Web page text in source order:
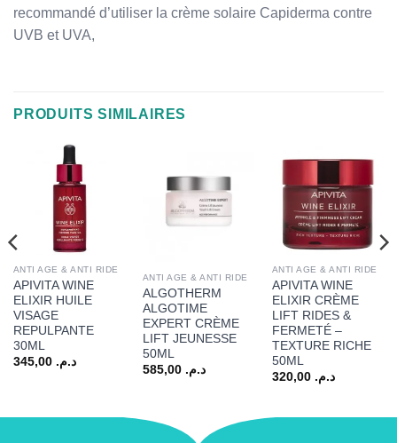
recommandé d’utiliser la crème solaire Capiderma contre
UVB et UVA,
PRODUITS SIMILAIRES
ANTI AGE & ANTI RIDE
APIVITA WINE
ELIXIR HUILE
VISAGE
REPULPANTE
30ML
د.م. 345,00
ANTI AGE & ANTI RIDE
ALGOTHERM
ALGOTIME
EXPERT CRÈME
LIFT JEUNESSE
50ML
د.م. 585,00
ANTI AGE & ANTI RIDE
APIVITA WINE
ELIXIR CRÈME
LIFT RIDES &
FERMETÉ –
TEXTURE RICHE
50ML
د.م. 320,00